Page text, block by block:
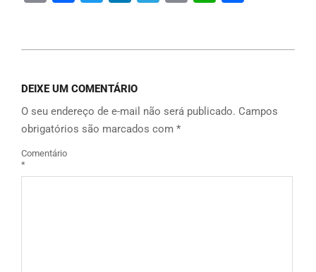
DEIXE UM COMENTÁRIO
O seu endereço de e-mail não será publicado. Campos
obrigatórios são marcados com *
Comentário
*